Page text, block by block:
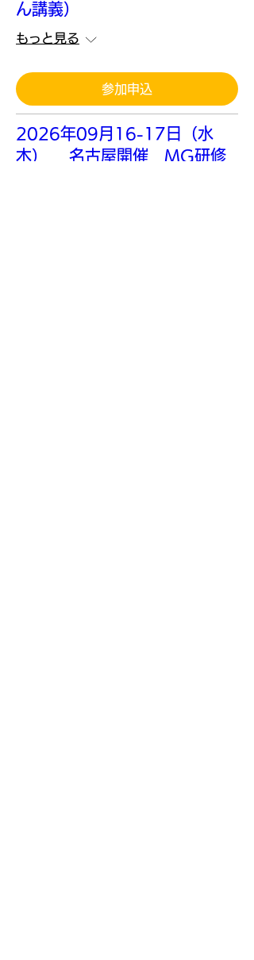
ん講義）
もっと見る
参加申込
2026年09月16-17日（水
木） 名古屋開催 MG研修